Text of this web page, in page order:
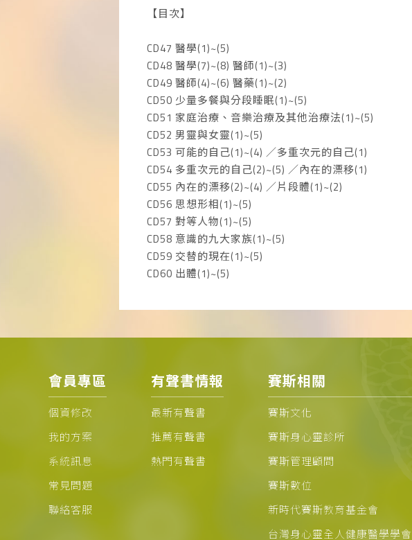
【目次】
CD47 醫學(1)~(5)
CD48 醫學(7)~(8) 醫師(1)~(3)
CD49 醫師(4)~(6) 醫藥(1)~(2)
CD50 少量多餐與分段睡眠(1)~(5)
CD51 家庭治療、音樂治療及其他治療法(1)~(5)
CD52 男靈與女靈(1)~(5)
CD53 可能的自己(1)~(4) ／多重次元的自己(1)
CD54 多重次元的自己(2)~(5) ／內在的漂移(1)
CD55 內在的漂移(2)~(4) ／片段體(1)~(2)
CD56 思想形相(1)~(5)
CD57 對等人物(1)~(5)
CD58 意識的九大家族(1)~(5)
CD59 交替的現在(1)~(5)
CD60 出體(1)~(5)
會員專區
個資修改
我的方案
系統訊息
常見問題
聯絡客服
有聲書情報
最新有聲書
推薦有聲書
熱門有聲書
賽斯相關
賽斯文化
賽斯身心靈診所
賽斯管理顧問
賽斯數位
新時代賽斯教育基金會
台灣身心靈全人健康醫學學會